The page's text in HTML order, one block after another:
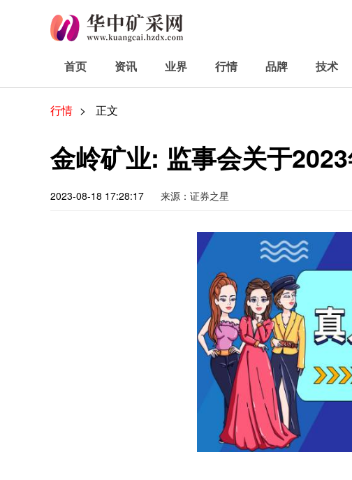
首页 资讯 业界 行情 品牌 技术
行情 > 正文
金岭矿业: 监事会关于
2023-08-18 17:28:17 来源：证券之星